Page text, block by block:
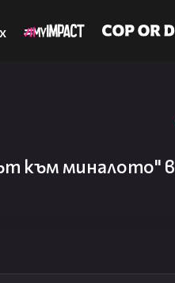
към миналото" в